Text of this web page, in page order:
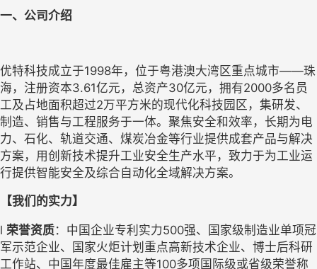
一、公司介绍
优特科技成立于1998年，位于粤港澳大湾区重点城市——珠
海，注册资本3.61亿元，总资产30亿元，拥有2000多名员
工及占地面积超过2万平方米的现代化科技园区，集研发、
制造、销售与工程服务于一体。聚焦安全和效率，长期为电
力、石化、轨道交通、煤炭冶金等行业提供成套产品与解决
方案，用创新技术提升工业安全生产水平， 致力于为工业运
行提供智能安全及综合自动化全域解决方案。
【我们的实力】
l 荣誉资质：中国企业专利实力500强、国家级制造业单项冠
军示范企业、国家火炬计划重点高新技术企业、博士后科研
工作站、中国年度最佳雇主等100多项国际级或省级荣誉称